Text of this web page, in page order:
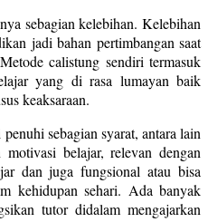
sebagian kelebihan. Kelebihan
jadi bahan pertimbangan saat
calistung sendiri termasuk
yang di rasa lumayan baik
keaksaraan.
sebagian syarat, antara lain
belajar, relevan dengan
dan juga fungsional atau bisa
kehidupan sehari. Ada banyak
tutor didalam mengajarkan